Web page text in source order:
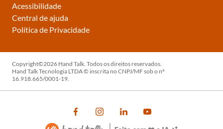
Acessibilidade
Central de ajuda
Política de Privacidade
Copyright©2026 Hand Talk. Todos os direitos reservados.
Hand Talk Tecnologia LTDA © inscrita no CNPJ/MF sob o nº
16.918.665/0001-19.